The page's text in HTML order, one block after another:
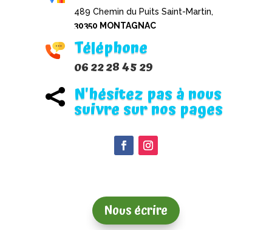
489 Chemin du Puits Saint-Martin,
30350 MONTAGNAC
Téléphone
06 22 28 45 29
 N'hésitez pas à nous
suivre sur nos pages
Nous écrire